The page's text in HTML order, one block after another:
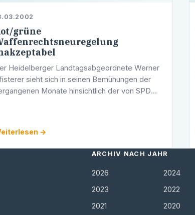
grüne
Heidelberger Landtagsabgeordnete Werner
sieht sich in seinen Bemühungen der
Monate hinsichtlich der von SPD
→
ARCHIV NACH JAHR
2026
2024
2023
2022
2021
2020